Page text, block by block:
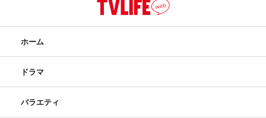
ホーム
ドラマ
バラエティ